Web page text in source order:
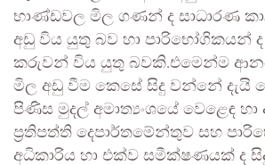
භාණ්ඩවල මිල ගණන් ද සාධාරණ
අඩු විය යුතු බව හා පාරිභෝගිකයන්
කරුවන් විය යුතු බවකි.එමෙන්ම
මිල අඩු වීම කෙසේ සිදු වන්නේ දැයි
පිණිස මුදල් අමාත්‍යංශයේ වෙළෙඳ
ප්‍රතිපත්ති දෙපාර්තමේන්තුව සහ
අධිකාරිය හා එක්ව සමීක්ෂණයක් ද